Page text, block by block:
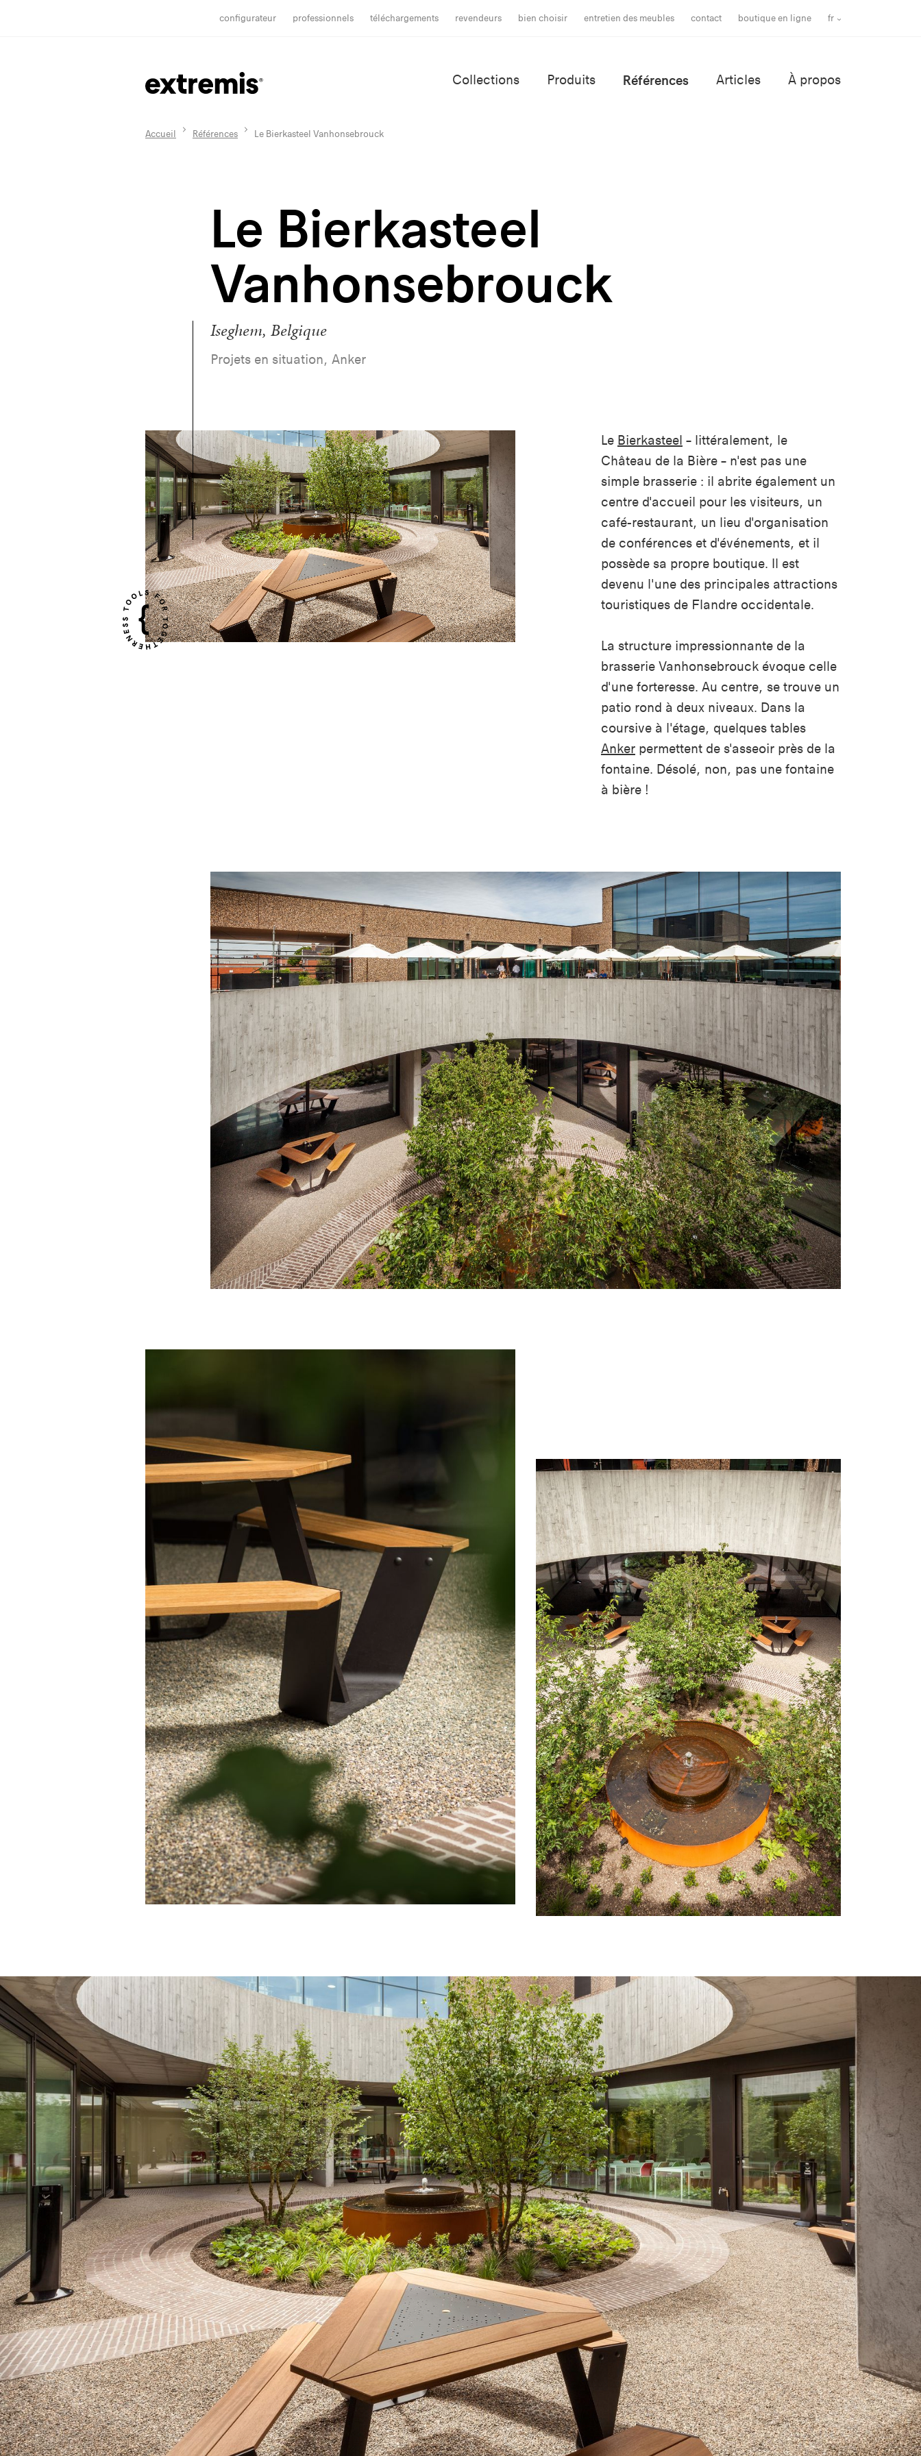
configurateur professionnels téléchargements revendeurs bien choisir entretien des meubles contact boutique en ligne fr
Collections Produits Références Articles À propos
Accueil Références Le Bierkasteel Vanhonsebrouck
Le Bierkasteel
Vanhonsebrouck
Iseghem, Belgique
Projets en situation, Anker
Le Bierkasteel – littéralement, le
Château de la Bière – n'est pas une
simple brasserie : il abrite également un
centre d'accueil pour les visiteurs, un
café-restaurant, un lieu d'organisation
de conférences et d'événements, et il
possède sa propre boutique. Il est
devenu l'une des principales attractions
touristiques de Flandre occidentale.
La structure impressionnante de la
brasserie Vanhonsebrouck évoque celle
d'une forteresse. Au centre, se trouve un
patio rond à deux niveaux. Dans la
coursive à l'étage, quelques tables
Anker permettent de s'asseoir près de la
fontaine. Désolé, non, pas une fontaine
à bière !